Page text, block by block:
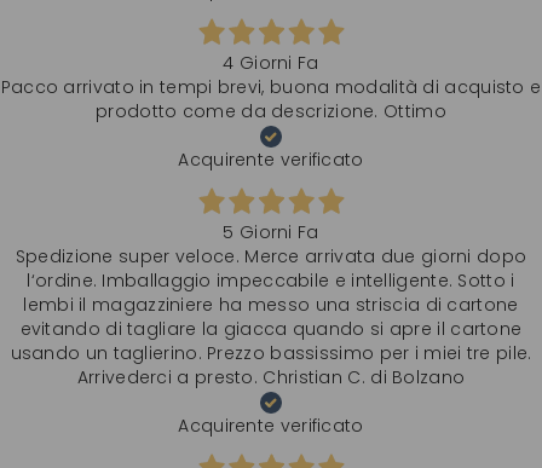
4 Giorni Fa
Pacco arrivato in tempi brevi, buona modalità di acquisto e
prodotto come da descrizione. Ottimo
Acquirente verificato
5 Giorni Fa
Spedizione super veloce. Merce arrivata due giorni dopo
l‘ordine. Imballaggio impeccabile e intelligente. Sotto i
lembi il magazziniere ha messo una striscia di cartone
evitando di tagliare la giacca quando si apre il cartone
usando un taglierino. Prezzo bassissimo per i miei tre pile.
Arrivederci a presto. Christian C. di Bolzano
Acquirente verificato